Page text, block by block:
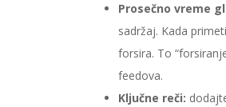
Prosečno vreme
sadržaj. Kada
forsira. To
feedova.
Ključne reči: